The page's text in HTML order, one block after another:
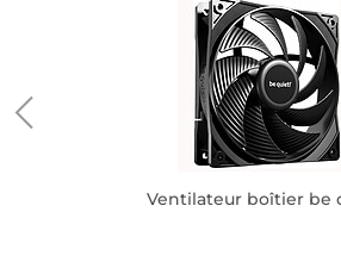
Ventilateur boîtier be